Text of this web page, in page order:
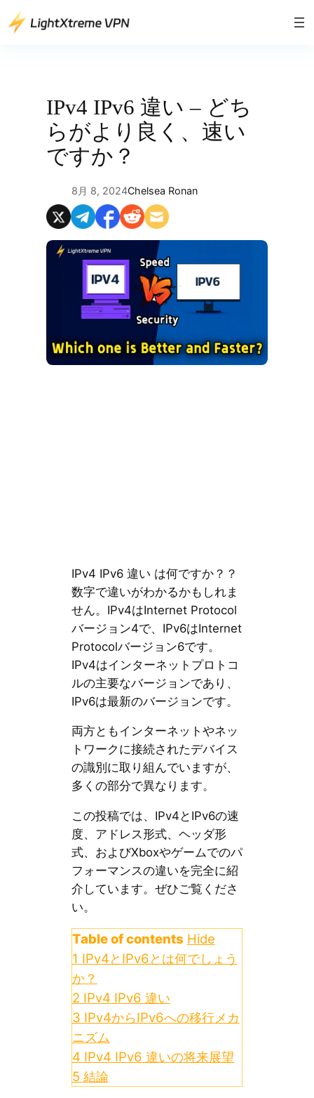
容
IPv4 IPv6 違い – どち
らがより良く、速い
ですか？
8月 8, 2024Chelsea Ronan
IPv4 IPv6 違い は何ですか？？
数字で違いがわかるかもしれま
せん。IPv4はInternet Protocol
バージョン4で、IPv6はInternet
Protocolバージョン6です。
IPv4はインターネットプロトコ
ルの主要なバージョンであり、
IPv6は最新のバージョンです。
両方ともインターネットやネッ
トワークに接続されたデバイス
の識別に取り組んでいますが、
多くの部分で異なります。
この投稿では、IPv4とIPv6の速
度、アドレス形式、ヘッダ形
式、およびXboxやゲームでのパ
フォーマンスの違いを完全に紹
介しています。ぜひご覧くださ
い。
Table of contents Hide
1 IPv4とIPv6とは何でしょう
か？
2 IPv4 IPv6 違い
3 IPv4からIPv6への移行メカ
ニズム
4 IPv4 IPv6 違いの将来展望
5 結論